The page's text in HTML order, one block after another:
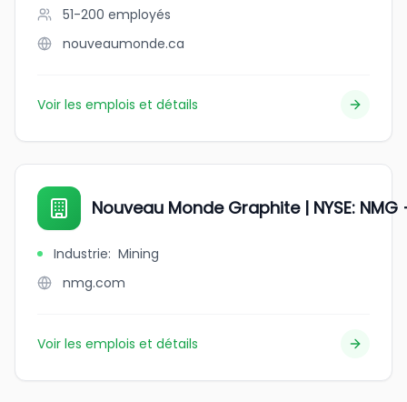
51-200 employés
nouveaumonde.ca
Voir les emplois et détails
Nouveau Monde Graphite | NYSE: NMG
Industrie: Mining
nmg.com
Voir les emplois et détails